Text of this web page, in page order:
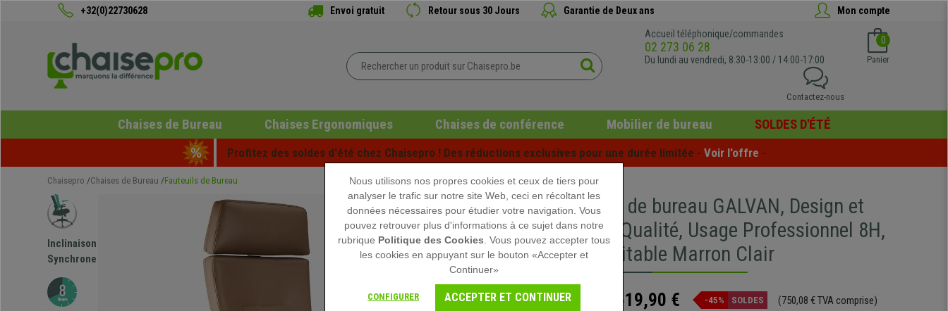
+32(0)22730628 Envoi gratuit Retour sous 30 Jours Garantie de Deux ans Mon compte
Accueil téléphonique/commandes
02 273 06 28
Du lundi au vendredi, 8:30-13:00 / 14:00-17:00
0
Panier
Contactez-nous
Chaises de Bureau Chaises Ergonomiques Chaises de conférence Mobilier de bureau SOLDES D'ÉTÉ
Profitez des soldes d'été chez Chaisepro ! Des réductions exclusives pour une durée limitée - Voir l'offre -
Chaisepro Chaises de Bureau Fauteuils de Bureau
Inclinaison
Synchrone
Fauteuil de bureau GALVAN, Design et
Grande Qualité, Usage Professionnel 8H,
Cuir Véritable Marron Clair
1.130,00 € 619,90 € -45% SOLDES (750,08 € TVA comprise)
Nous utilisons nos propres cookies et ceux de tiers pour
analyser le trafic sur notre site Web, ceci en récoltant les
données nécessaires pour étudier votre navigation. Vous
pouvez retrouver plus d'informations à ce sujet dans notre
rubrique Politique des Cookies . Vous pouvez accepter tous
les cookies en appuyant sur le bouton «Accepter et
Continuer»
CONFIGURER ACCEPTER ET CONTINUER